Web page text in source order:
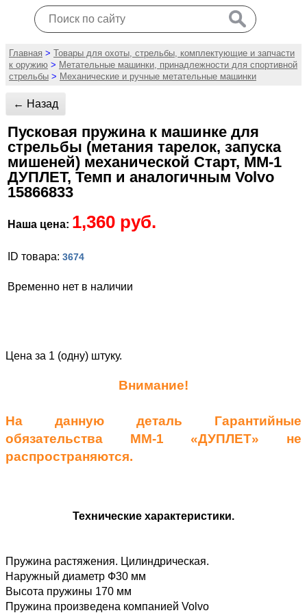
Главная > Товары для охоты, стрельбы, комплектующие и запчасти
к оружию > Метательные машинки, принадлежности для спортивной
стрельбы > Механические и ручные метательные машинки
← Назад
Пусковая пружина к машинке для
стрельбы (метания тарелок, запуска
мишеней) механической Старт, ММ-1
ДУПЛЕТ, Темп и аналогичным Volvo
15866833
Наша цена: 1,360 руб.
ID товара: 3674
Временно нет в наличии
Цена за 1 (одну) штуку.
Внимание!
На данную деталь Гарантийные
обязательства ММ-1 «ДУПЛЕТ» не
распространяются.
Технические характеристики.
Пружина растяжения. Цилиндрическая.
Наружный диаметр Ф30 мм
Высота пружины 170 мм
Пружина произведена компанией Volvo